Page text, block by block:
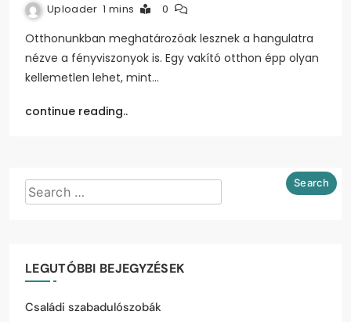
Uploader 1 mins 0
Otthonunkban meghatározóak lesznek a hangulatra
nézve a fényviszonyok is. Egy vakító otthon épp olyan
kellemetlen lehet, mint…
continue reading..
LEGUTÓBBI BEJEGYZÉSEK
Családi szabadulószobák